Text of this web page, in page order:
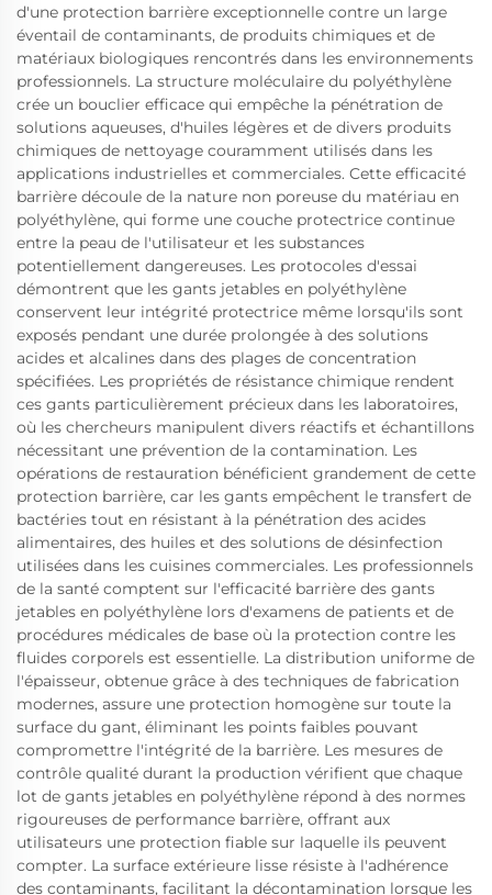
d'une protection barrière exceptionnelle contre un large
éventail de contaminants, de produits chimiques et de
matériaux biologiques rencontrés dans les environnements
professionnels. La structure moléculaire du polyéthylène
crée un bouclier efficace qui empêche la pénétration de
solutions aqueuses, d'huiles légères et de divers produits
chimiques de nettoyage couramment utilisés dans les
applications industrielles et commerciales. Cette efficacité
barrière découle de la nature non poreuse du matériau en
polyéthylène, qui forme une couche protectrice continue
entre la peau de l'utilisateur et les substances
potentiellement dangereuses. Les protocoles d'essai
démontrent que les gants jetables en polyéthylène
conservent leur intégrité protectrice même lorsqu'ils sont
exposés pendant une durée prolongée à des solutions
acides et alcalines dans des plages de concentration
spécifiées. Les propriétés de résistance chimique rendent
ces gants particulièrement précieux dans les laboratoires,
où les chercheurs manipulent divers réactifs et échantillons
nécessitant une prévention de la contamination. Les
opérations de restauration bénéficient grandement de cette
protection barrière, car les gants empêchent le transfert de
bactéries tout en résistant à la pénétration des acides
alimentaires, des huiles et des solutions de désinfection
utilisées dans les cuisines commerciales. Les professionnels
de la santé comptent sur l'efficacité barrière des gants
jetables en polyéthylène lors d'examens de patients et de
procédures médicales de base où la protection contre les
fluides corporels est essentielle. La distribution uniforme de
l'épaisseur, obtenue grâce à des techniques de fabrication
modernes, assure une protection homogène sur toute la
surface du gant, éliminant les points faibles pouvant
compromettre l'intégrité de la barrière. Les mesures de
contrôle qualité durant la production vérifient que chaque
lot de gants jetables en polyéthylène répond à des normes
rigoureuses de performance barrière, offrant aux
utilisateurs une protection fiable sur laquelle ils peuvent
compter. La surface extérieure lisse résiste à l'adhérence
des contaminants, facilitant la décontamination lorsque les